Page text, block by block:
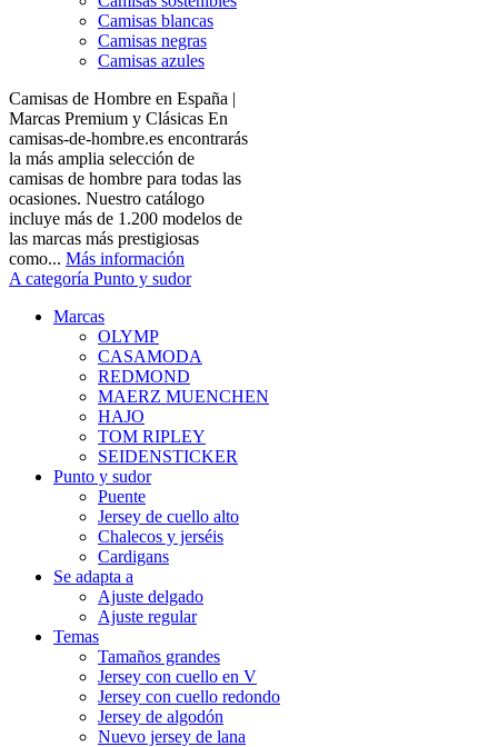
Camisas blancas
Camisas negras
Camisas azules
Camisas de Hombre en España |
Marcas Premium y Clásicas En
camisas-de-hombre.es encontrarás
la más amplia selección de
camisas de hombre para todas las
ocasiones. Nuestro catálogo
incluye más de 1.200 modelos de
las marcas más prestigiosas
como... Más información
A categoría Punto y sudor
Marcas
OLYMP
CASAMODA
REDMOND
MAERZ MUENCHEN
HAJO
TOM RIPLEY
SEIDENSTICKER
Punto y sudor
Puente
Jersey de cuello alto
Chalecos y jerséis
Cardigans
Se adapta a
Ajuste delgado
Ajuste regular
Temas
Tamaños grandes
Jersey con cuello en V
Jersey con cuello redondo
Jersey de algodón
Nuevo jersey de lana